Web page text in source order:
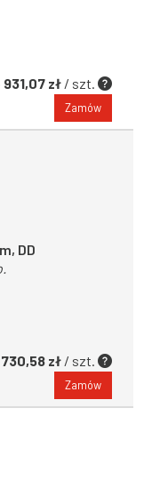
931,07 zł / szt.
Zamów
DD
zł / szt.
Zamów